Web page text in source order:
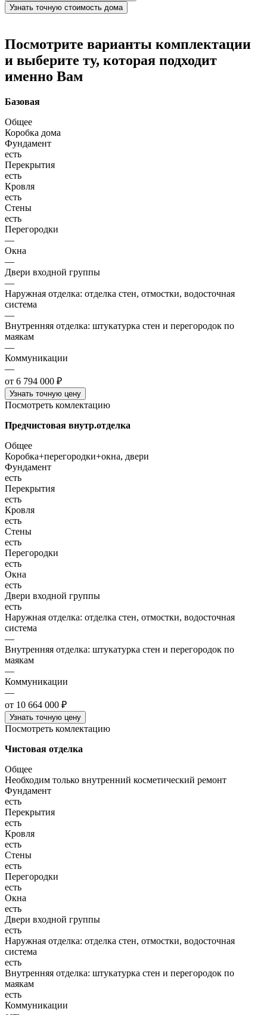
Узнать точную стоимость дома
Посмотрите варианты комплектации
и выберите ту, которая подходит
именно Вам
Базовая
Общее
Коробка дома
Фундамент
есть
Перекрытия
есть
Кровля
есть
Стены
есть
Перегородки
—
Окна
—
Двери входной группы
—
Наружная отделка: отделка стен, отмостки, водосточная
система
—
Внутренняя отделка: штукатурка стен и перегородок по
маякам
—
Коммуникации
—
от 6 794 000 ₽
Узнать точную цену
Посмотреть комлектацию
Предчистовая внутр.отделка
Общее
Коробка+перегородки+окна, двери
Фундамент
есть
Перекрытия
есть
Кровля
есть
Стены
есть
Перегородки
есть
Окна
есть
Двери входной группы
есть
Наружная отделка: отделка стен, отмостки, водосточная
система
—
Внутренняя отделка: штукатурка стен и перегородок по
маякам
—
Коммуникации
—
от 10 664 000 ₽
Узнать точную цену
Посмотреть комлектацию
Чистовая отделка
Общее
Необходим только внутренний косметический ремонт
Фундамент
есть
Перекрытия
есть
Кровля
есть
Стены
есть
Перегородки
есть
Окна
есть
Двери входной группы
есть
Наружная отделка: отделка стен, отмостки, водосточная
система
есть
Внутренняя отделка: штукатурка стен и перегородок по
маякам
есть
Коммуникации